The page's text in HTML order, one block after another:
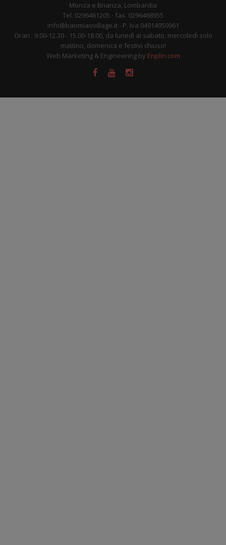
Monza e Brianza, Lombardia
Tel. 0296461205 - fax. 0296468955
info@baomiaovillage.it - P. Iva 04914950961
Orari : 9.00-12.30 - 15.00-18.00, da lunedì al sabato, mercoledì solo
mattino, domenica e festivi chiuso!
Web Marketing & Engineering by Enplin.com